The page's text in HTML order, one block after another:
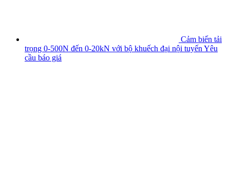
Cảm biến tải
trọng 0-500N đến 0-20kN với bộ khuếch đại nội tuyến Yêu
cầu báo giá